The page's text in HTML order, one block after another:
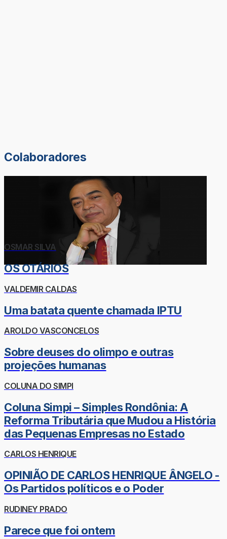
Colaboradores
OSMAR SILVA
OS OTÁRIOS
VALDEMIR CALDAS
Uma batata quente chamada IPTU
AROLDO VASCONCELOS
Sobre deuses do olimpo e outras
projeções humanas
COLUNA DO SIMPI
Coluna Simpi – Simples Rondônia: A
Reforma Tributária que Mudou a História
das Pequenas Empresas no Estado
CARLOS HENRIQUE
OPINIÃO DE CARLOS HENRIQUE ÂNGELO -
Os Partidos políticos e o Poder
RUDINEY PRADO
Parece que foi ontem